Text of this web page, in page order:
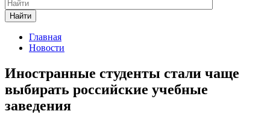
Найти
Главная
Новости
Иностранные студенты стали чаще
выбирать российские учебные
заведения